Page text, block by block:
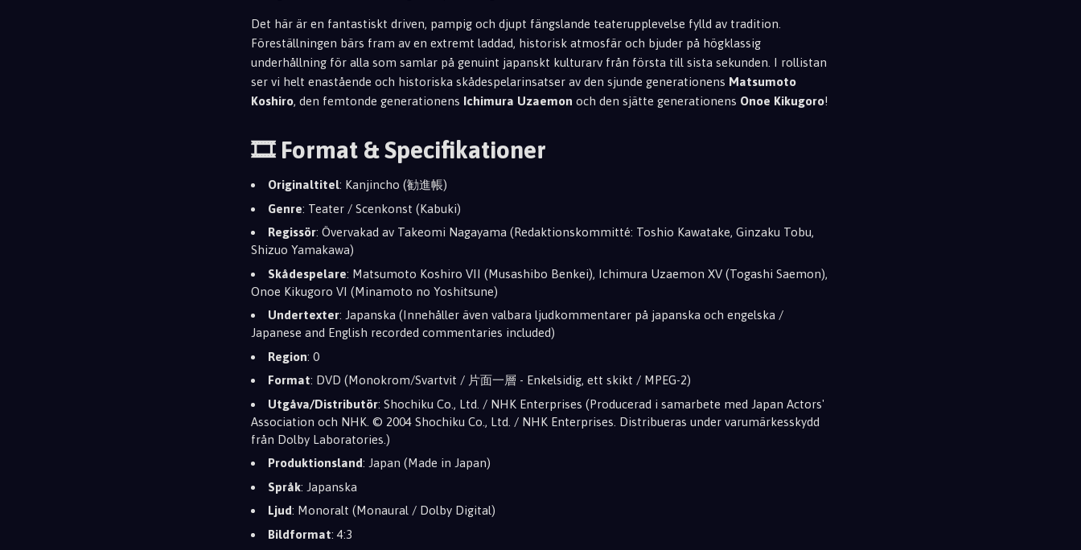
Det här är en fantastiskt driven, pampig och djupt fängslande teaterupplevelse fylld av tradition.
Föreställningen bärs fram av en extremt laddad, historisk atmosfär och bjuder på högklassig
underhållning för alla som samlar på genuint japanskt kulturarv från första till sista sekunden. I rollistan
ser vi helt enastående och historiska skådespelarinsatser av den sjunde generationens Matsumoto
Koshiro, den femtonde generationens Ichimura Uzaemon och den sjätte generationens Onoe Kikugoro!
🎞️ Format & Specifikationer
Originaltitel: Kanjincho (勧進帳)
Genre: Teater / Scenkonst (Kabuki)
Regissör: Övervakad av Takeomi Nagayama (Redaktionskommitté: Toshio Kawatake, Ginzaku Tobu,
Shizuo Yamakawa)
Skådespelare: Matsumoto Koshiro VII (Musashibo Benkei), Ichimura Uzaemon XV (Togashi Saemon),
Onoe Kikugoro VI (Minamoto no Yoshitsune)
Undertexter: Japanska (Innehåller även valbara ljudkommentarer på japanska och engelska /
Japanese and English recorded commentaries included)
Region: 0
Format: DVD (Monokrom/Svartvit / 片面一層 - Enkelsidig, ett skikt / MPEG-2)
Utgåva/Distributör: Shochiku Co., Ltd. / NHK Enterprises (Producerad i samarbete med Japan Actors'
Association och NHK. © 2004 Shochiku Co., Ltd. / NHK Enterprises. Distribueras under varumärkesskydd
från Dolby Laboratories.)
Produktionsland: Japan (Made in Japan)
Språk: Japanska
Ljud: Monoralt (Monaural / Dolby Digital)
Bildformat: 4:3